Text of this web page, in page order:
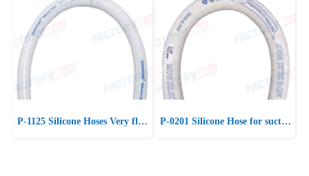
P-1125 Silicone Hoses Very flexible, Smooth inliner, Synthetic 4 layer P-0201 Silicone Hose for suction and delivery / MTG SILIK WAY